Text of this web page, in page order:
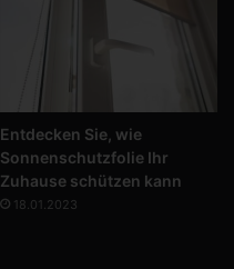
Entdecken Sie, wie
Sonnenschutzfolie Ihr
Zuhause schützen kann
18.01.2023